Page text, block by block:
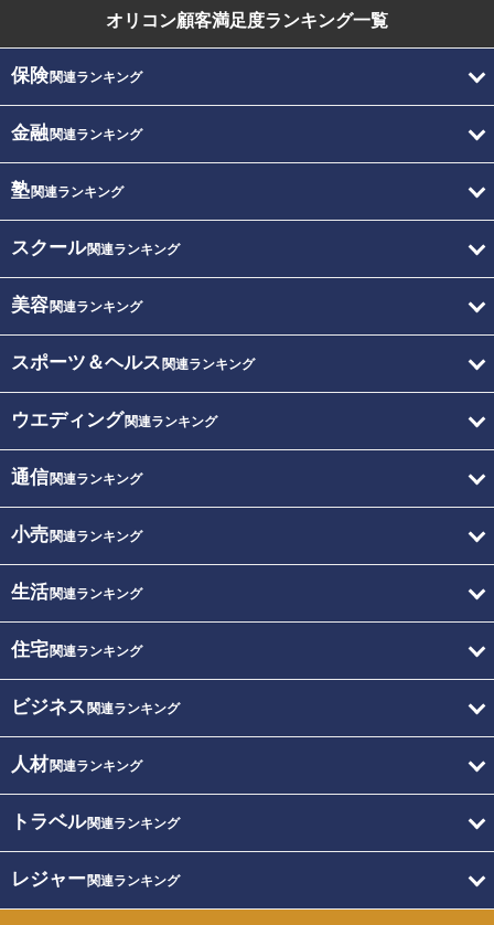
オリコン顧客満足度ランキング一覧
保険関連ランキング
金融関連ランキング
塾関連ランキング
スクール関連ランキング
美容関連ランキング
スポーツ＆ヘルス 関連ランキング
ウエディング関連ランキング
通信関連ランキング
小売関連ランキング
生活関連ランキング
住宅関連ランキング
ビジネス 関連ランキング
人材関連ランキング
トラベル関連ランキング
レジャー関連ランキング